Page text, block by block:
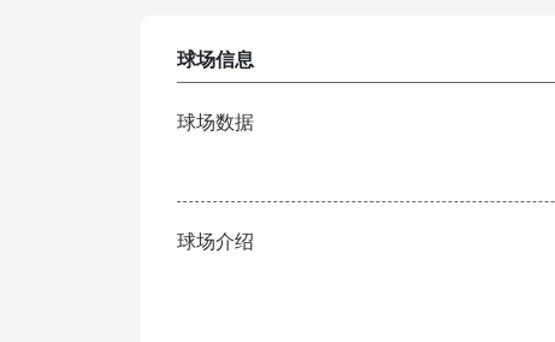
球场信息
球场数据
球场介绍